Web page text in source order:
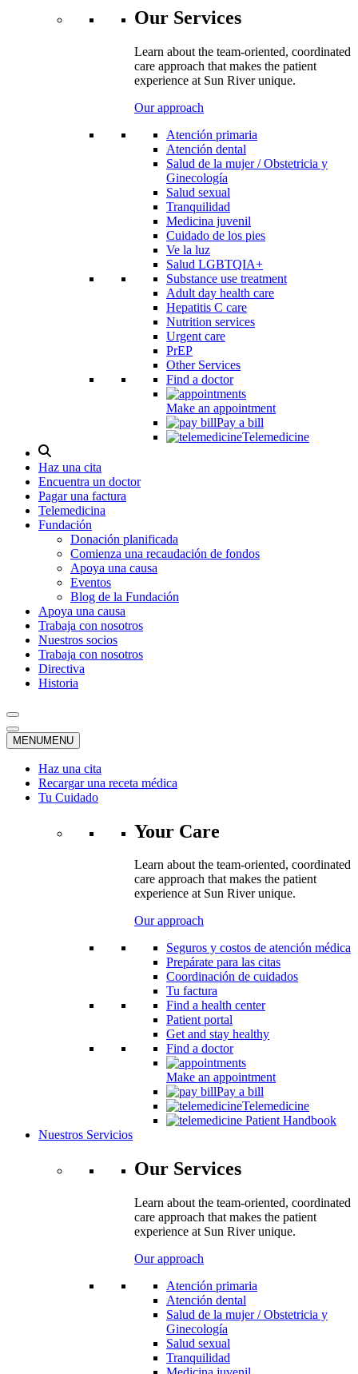
Our Services
Learn about the team-oriented, coordinated
care approach that makes the patient
experience at Sun River unique.
Our approach
Atención primaria
Atención dental
Salud de la mujer / Obstetricia y
Ginecología
Salud sexual
Tranquilidad
Medicina juvenil
Cuidado de los pies
Ve la luz
Salud LGBTQIA+
Substance use treatment
Adult day health care
Hepatitis C care
Nutrition services
Urgent care
PrEP
Other Services
Find a doctor
Make an appointment
Pay a bill
Telemedicine
Alternar
modal
de
búsqueda
Haz una cita
Encuentra un doctor
Pagar una factura
Telemedicina
Fundación
Donación planificada
Comienza una recaudación de fondos
Apoya una causa
Eventos
Blog de la Fundación
Apoya una causa
Trabaja con nosotros
Nuestros socios
Trabaja con nosotros
Directiva
Historia
MENUMENU
Haz una cita
Recargar una receta médica
Tu Cuidado
Your Care
Learn about the team-oriented, coordinated
care approach that makes the patient
experience at Sun River unique.
Our approach
Seguros y costos de atención médica
Prepárate para las citas
Coordinación de cuidados
Tu factura
Find a health center
Patient portal
Get and stay healthy
Find a doctor
Make an appointment
Pay a bill
Telemedicine
Patient Handbook
Nuestros Servicios
Our Services
Learn about the team-oriented, coordinated
care approach that makes the patient
experience at Sun River unique.
Our approach
Atención primaria
Atención dental
Salud de la mujer / Obstetricia y
Ginecología
Salud sexual
Tranquilidad